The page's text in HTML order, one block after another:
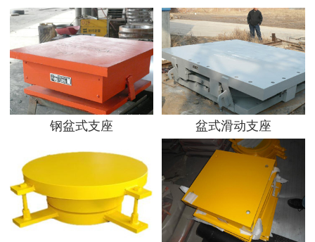
钢盆式支座 盆式滑动支座